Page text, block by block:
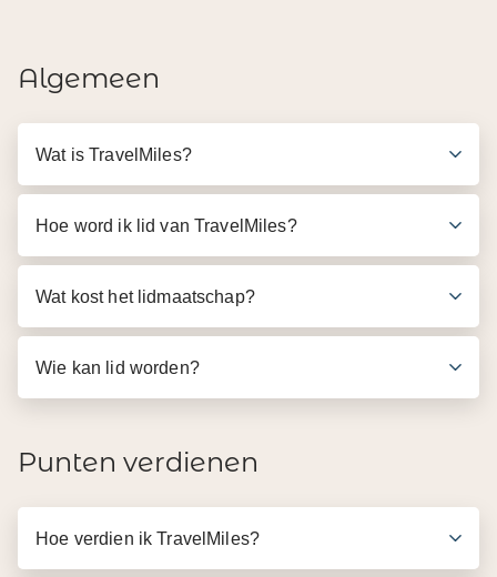
Algemeen
Wat is TravelMiles?
Hoe word ik lid van TravelMiles?
Wat kost het lidmaatschap?
Wie kan lid worden?
Punten verdienen
Hoe verdien ik TravelMiles?